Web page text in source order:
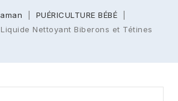
PUÉRICULTURE BÉBÉ
Liquide Nettoyant Biberons et Tétines